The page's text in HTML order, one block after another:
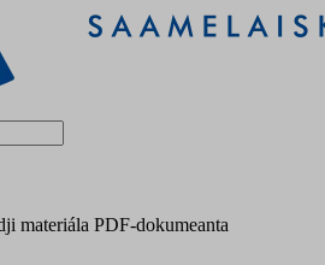
materiála PDF-dokumeanta